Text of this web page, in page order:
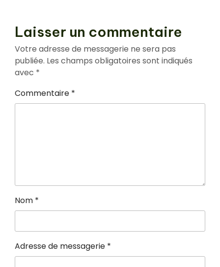
Laisser un commentaire
Votre adresse de messagerie ne sera pas
publiée. Les champs obligatoires sont indiqués
avec *
Commentaire *
Nom *
Adresse de messagerie *